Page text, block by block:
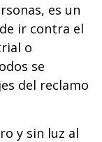
es un
ir contra el
o
se
del reclamo
y sin luz al